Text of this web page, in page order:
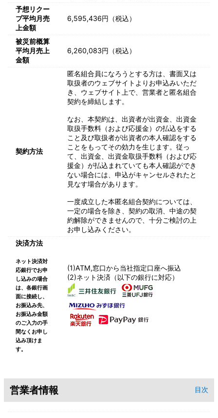
予想リクー
プ平均月売
上金額
6,595,436円（税込）
被災前概算
平均月売上
金額
6,260,083円（税込）
契約方法
匿名組合員になろうとする方は、書面又は
取扱者のウェブサイトよりお申込みいただ
き、ウェブサイト上で、営業者と匿名組合
契約を締結します。
なお、本契約は、出資者が出資金、出資金
取扱手数料（および応援金）の払込をする
こと及び取扱者が出資者の本人確認をする
ことをもってその効力を生じます。従っ
て、出資金、出資金取扱手数料（および応
援金）が払込まれていても本人確認ができ
ない場合には、申込がキャンセルされたと
見なす場合があります。
一度成立した本匿名組合契約については、
一定の場合を除き、契約の取消、中途の契
約解除ができませんので、十分ご検討の上
お申し込みください。
決済方法
ネット決済対
応銀行でお申
し込みの場合
は、各銀行画
面に接続し、
お振込み先、
お振込み金額
のご入力の手
間なくお申し
込み頂けま
す。
(1)ATM,窓口から当社指定口座へ振込
(2)ネット決済（以下の銀行に対応）
営業者情報 目次